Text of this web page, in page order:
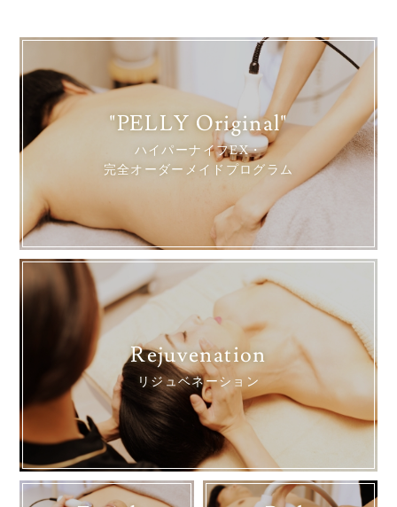
"PELLY Original"
ハイパーナイフEX・
完全オーダーメイドプログラム
Rejuvenation
リジュベネーション